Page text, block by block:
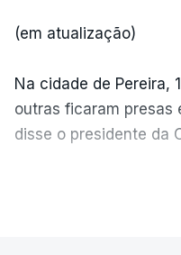
(em atualização)
Na cidade de Pereira,
outras ficaram presas
disse o presidente da